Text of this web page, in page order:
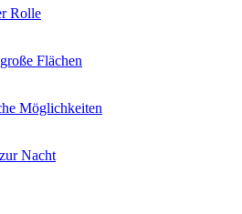
Rolle
Flächen
Möglichkeiten
Nacht